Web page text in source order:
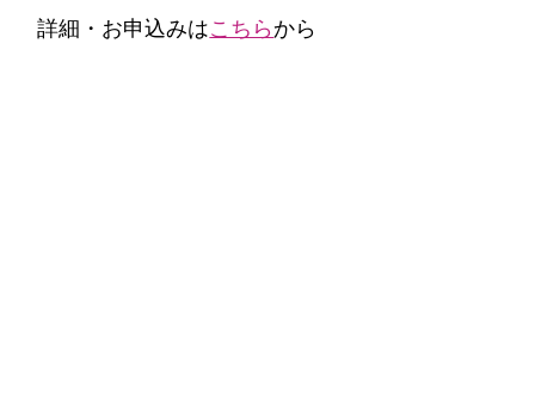
詳細・お申込みはこちらから